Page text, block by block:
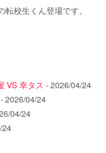
転校生くん登場です。
VS 幸タス - 2026/04/24
2026/04/24
04/24
24